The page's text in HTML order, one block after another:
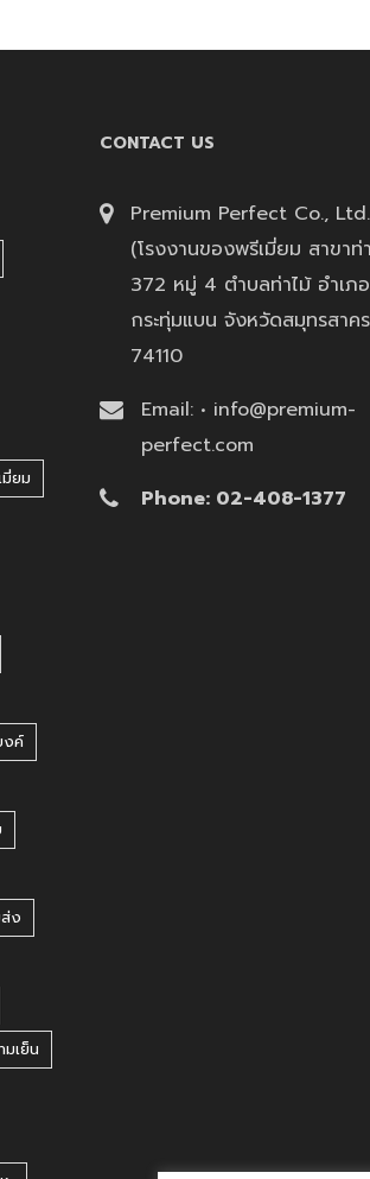
ยม
งค์
ง
มเย็น
CONTACT US
Premium Perfect Co., Ltd.
(โรงงานของพรีเมี่ยม สาขาท่
372 หมู่ 4 ตำบลท่าไม้ อำเภอ
กระทุ่มแบน จังหวัดสมุทรสาคร
74110
Email: • info@premium-
perfect.com
Phone: 02-408-1377